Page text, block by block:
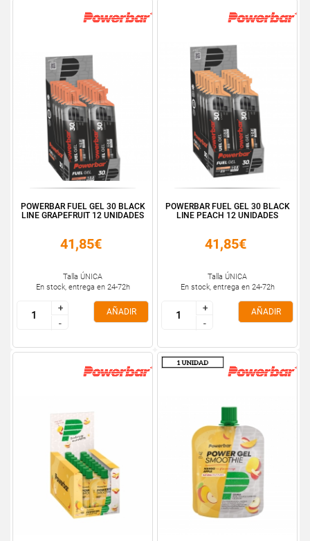
POWERBAR FUEL GEL 30 BLACK
LINE GRAPEFRUIT 12 UNIDADES
41,85€
Talla ÚNICA
En stock, entrega en 24-72h
+
-
+
-
AÑADIR
POWERBAR FUEL GEL 30 BLACK
LINE PEACH 12 UNIDADES
41,85€
Talla ÚNICA
En stock, entrega en 24-72h
+
-
+
-
AÑADIR